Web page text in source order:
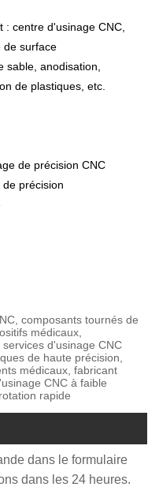
: centre d'usinage CNC,
de surface
sable, anodisation,
de plastiques, etc.
de précision CNC
précision
composants tournés de
médicaux,
d'usinage CNC
de haute précision,
médicaux, fabricant
CNC à faible
rapide
dans le formulaire
dans les 24 heures.